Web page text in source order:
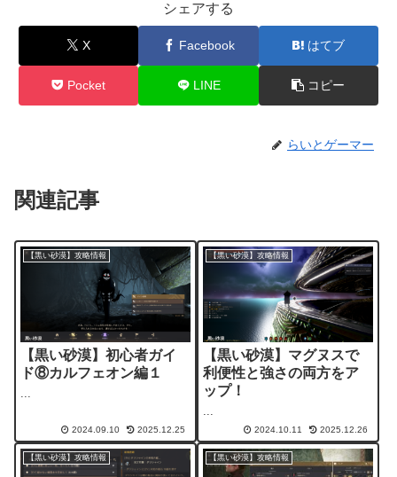
シェアする
X Facebook はてブ
Pocket LINE コピー
らいとゲーマー
関連記事
【黒い砂漠】攻略情報
【黒い砂漠】初心者ガイ
ド⑧カルフェオン編１
...
2024.09.10 2025.12.25
【黒い砂漠】攻略情報
【黒い砂漠】マグヌスで
利便性と強さの両方をア
ップ！
...
2024.10.11 2025.12.26
【黒い砂漠】攻略情報 【黒い砂漠】攻略情報